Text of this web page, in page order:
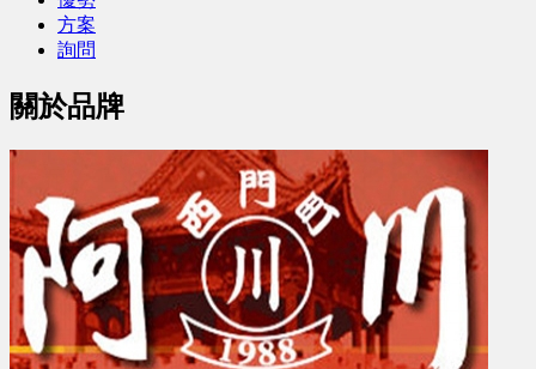
方案
詢問
關於品牌